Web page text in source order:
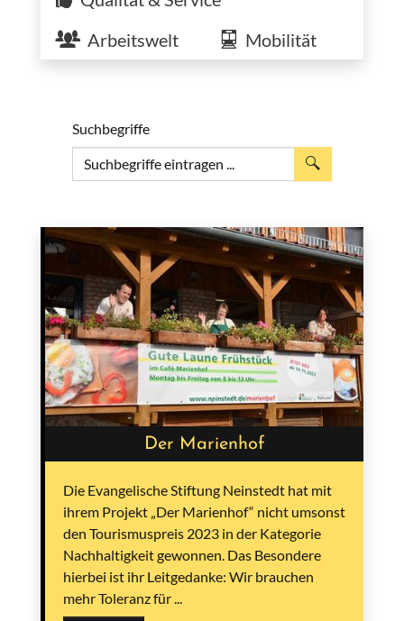
Arbeitswelt
Mobilität
Suchbegriffe
Der Marienhof
Die Evangelische Stiftung Neinstedt hat mit
ihrem Projekt „Der Marienhof“ nicht umsonst
den Tourismuspreis 2023 in der Kategorie
Nachhaltigkeit gewonnen. Das Besondere
hierbei ist ihr Leitgedanke: Wir brauchen
mehr Toleranz für ...